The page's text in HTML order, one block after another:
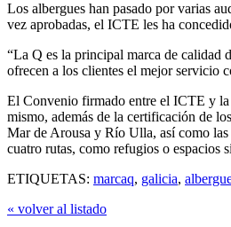
Los albergues han pasado por varias
vez aprobadas, el ICTE les ha
“La Q es la principal marca de calidad
ofrecen a los clientes el mejor servicio
El Convenio firmado entre el ICTE y la
mismo, además de la certificación de
Mar de Arousa y Río Ulla, así como las
cuatro rutas, como refugios o espacios
ETIQUETAS: marcaq, galicia,
« volver al listado